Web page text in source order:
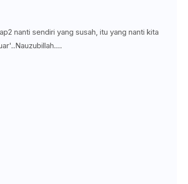
nanti sendiri yang susah, itu yang nanti kita